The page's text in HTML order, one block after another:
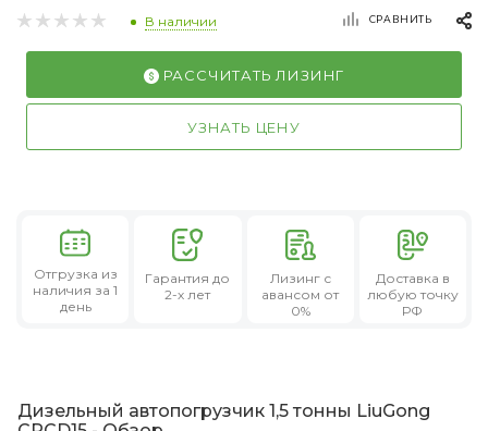
В наличии СРАВНИТЬ
РАССЧИТАТЬ ЛИЗИНГ
УЗНАТЬ ЦЕНУ
Отгрузка из
наличия за 1
день
Гарантия до
2-х лет
Лизингс
авансом от
0%
Доставка в
любую точку
РФ
Дизельный автопогрузчик 1,5 тонны LiuGong